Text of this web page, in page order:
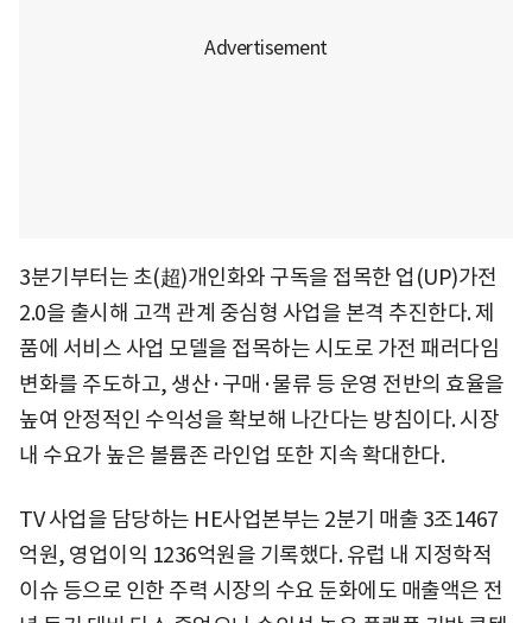
3분기부터는 초(超)개인화와 구독을 접목한 업(UP)가전
2.0을 출시해 고객 관계 중심형 사업을 본격 추진한다. 제
품에 서비스 사업 모델을 접목하는 시도로 가전 패러다임
변화를 주도하고, 생산·구매·물류 등 운영 전반의 효율을
높여 안정적인 수익성을 확보해 나간다는 방침이다. 시장
내 수요가 높은 볼륨존 라인업 또한 지속 확대한다.
TV 사업을 담당하는 HE사업본부는 2분기 매출 3조1467
억원, 영업이익 1236억원을 기록했다. 유럽 내 지정학적
이슈 등으로 인한 주력 시장의 수요 둔화에도 매출액은 전